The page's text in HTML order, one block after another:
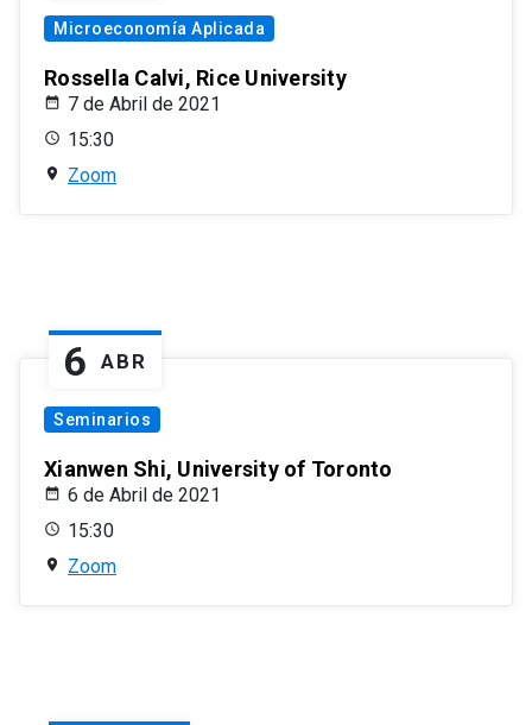
Microeconomía Aplicada
Rossella Calvi, Rice University
7 de Abril de 2021
15:30
Zoom
6 ABR
Seminarios
Xianwen Shi, University of Toronto
6 de Abril de 2021
15:30
Zoom